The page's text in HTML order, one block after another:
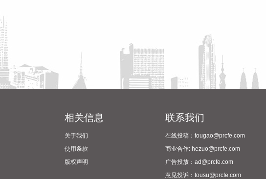
相关信息
关于我们
使用条款
版权声明
联系我们
在线投稿：tougao@prcfe.com
商业合作: hezuo@prcfe.com
广告投放：ad@prcfe.com
意见投诉：tousu@prcfe.com